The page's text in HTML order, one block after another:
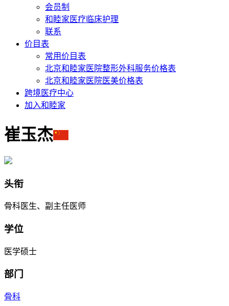
会员制
和睦家医疗临床护理
联系
价目表
常用价目表
北京和睦家医院整形外科服务价格表
北京和睦家医院医美价格表
跨境医疗中心
加入和睦家
崔玉杰
头衔
骨科医生、副主任医师
学位
医学硕士
部门
骨科